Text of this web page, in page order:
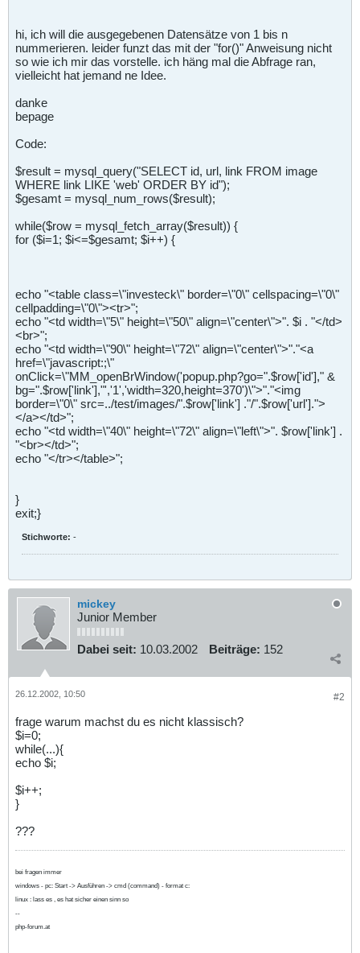
hi, ich will die ausgegebenen Datensätze von 1 bis n
nummerieren. leider funzt das mit der "for()" Anweisung nicht
so wie ich mir das vorstelle. ich häng mal die Abfrage ran,
vielleicht hat jemand ne Idee.
danke
bepage
Code:
$result = mysql_query("SELECT id, url, link FROM image
WHERE link LIKE 'web' ORDER BY id");
$gesamt = mysql_num_rows($result);
while($row = mysql_fetch_array($result)) {
for ($i=1; $i<=$gesamt; $i++) {
echo "<table class=\"investeck\" border=\"0\" cellspacing=\"0\"
cellpadding=\"0\"><tr>";
echo "<td width=\"5\" height=\"50\" align=\"center\">". $i . "</td>
<br>";
echo "<td width=\"90\" height=\"72\" align=\"center\">"."<a
href=\"javascript:;\"
onClick=\"MM_openBrWindow('popup.php?go=".$row['id']," &
bg=".$row['link'],"','1','width=320,height=370')\">"."<img
border=\"0\" src=../test/images/".$row['link'] ."/".$row['url'].">
</a></td>";
echo "<td width=\"40\" height=\"72\" align=\"left\">". $row['link'] .
"<br></td>";
echo "</tr></table>";
}
exit;}
Stichworte: -
mickey
Junior Member
Dabei seit: 10.03.2002 Beiträge: 152
#2
26.12.2002, 10:50
frage warum machst du es nicht klassisch?
$i=0;
while(...){
echo $i;
$i++;
}
???
bei fragen immer
windows - pc: Start -> Ausführen -> cmd (command) - format c:
linux : lass es , es hat sicher einen sinn so
--
php-forum.at